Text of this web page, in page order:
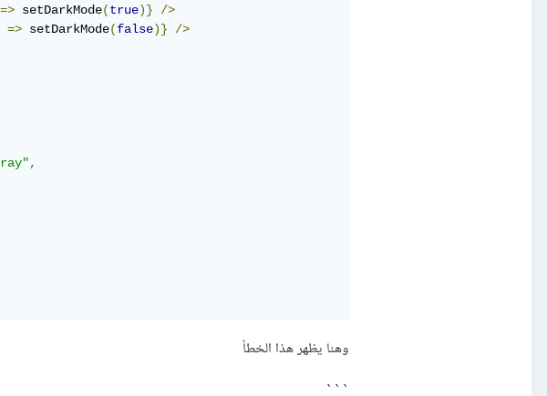
=> setDarkMode(true)}
/>
=> setDarkMode(false)}
/>
,
وهنا يظهر هذا الخطأ